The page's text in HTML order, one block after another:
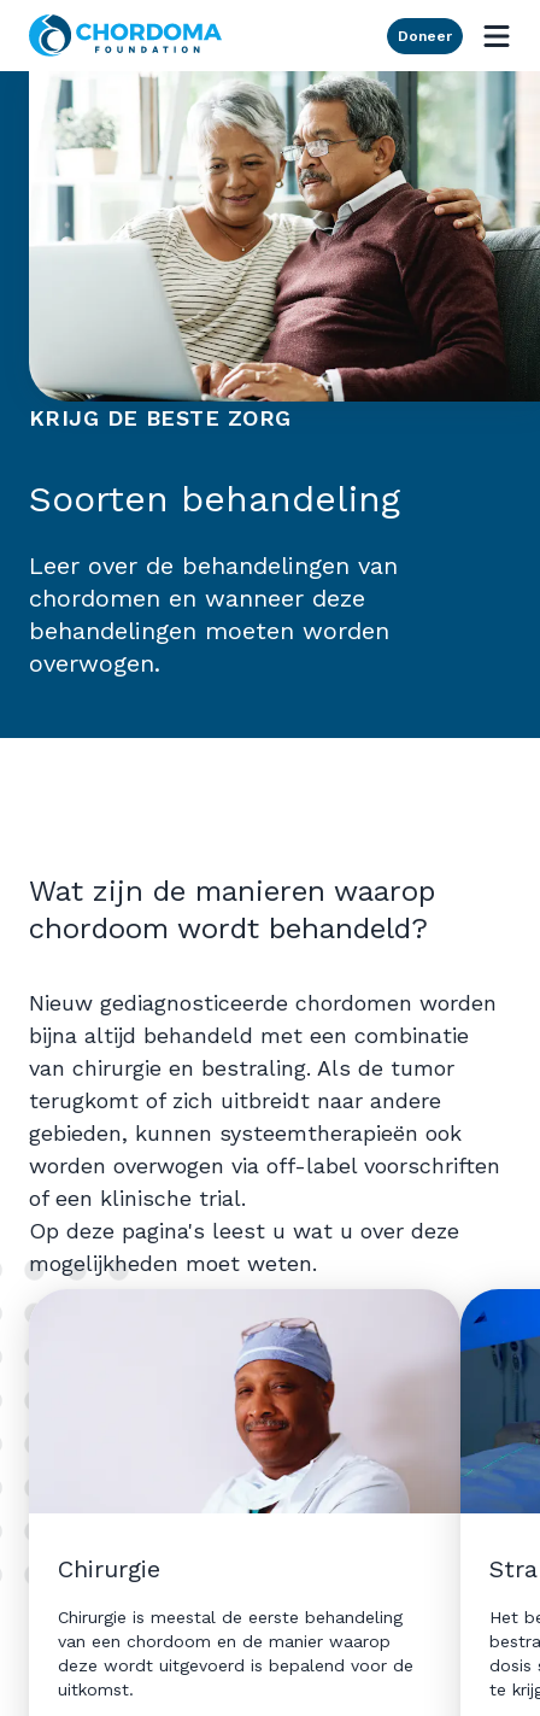
Skip to Main Content
Doneer
KRIJG DE BESTE ZORG
Soorten behandeling
Leer over de behandelingen van
chordomen en wanneer deze
behandelingen moeten worden
overwogen.
Wat zijn de manieren waarop
chordoom wordt behandeld?
Nieuw gediagnosticeerde chordomen worden
bijna altijd behandeld met een combinatie
van chirurgie en bestraling. Als de tumor
terugkomt of zich uitbreidt naar andere
gebieden, kunnen systeemtherapieën ook
worden overwogen via off-label voorschriften
of een klinische trial.
Op deze pagina's leest u wat u over deze
mogelijkheden moet weten.
Chirurgie
Chirurgie is meestal de eerste behandeling
van een chordoom en de manier waarop
deze wordt uitgevoerd is bepalend voor de
uitkomst.
Het
dosis
te